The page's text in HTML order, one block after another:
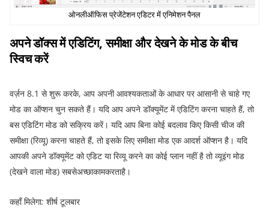
ओनलीऑफिस प्रेजेंटेशन एडिटर में एनिमेशन पैनल
अपनेडॉक्समेंएडिटिंग,समीक्षाऔरदेखनेकेमोडकेबीच
स्विचकरें
वर्ज़न 8.1 से शुरू करके, आप अपनी आवश्यकताओं के आधार पर आसानी से चाहे गए
मोड का ऑप्शन चुन सकते हैं। यदि आप अपने डॉक्यूमेंट में एडिटिंग करना चाहते हैं, तो
बस एडिटिंग मोड को सक्रिय करें। यदि आप बिना कोई बदलाव किए किसी चीज की
समीक्षा(रिव्यू) करना चाहते हैं, तो इसके लिए समीक्षा मोड एक आदर्श ऑप्शन है। यदि
आपकी अपने डॉक्यूमेंट को एडिट या रिव्यू करने का कोई प्लान नहीं है तो व्यूइंग मोड
(देखने वाला मोड) सबसेअच्छाकामकरताहै।
कहाँ मिलेगा: शीर्ष टूलबार